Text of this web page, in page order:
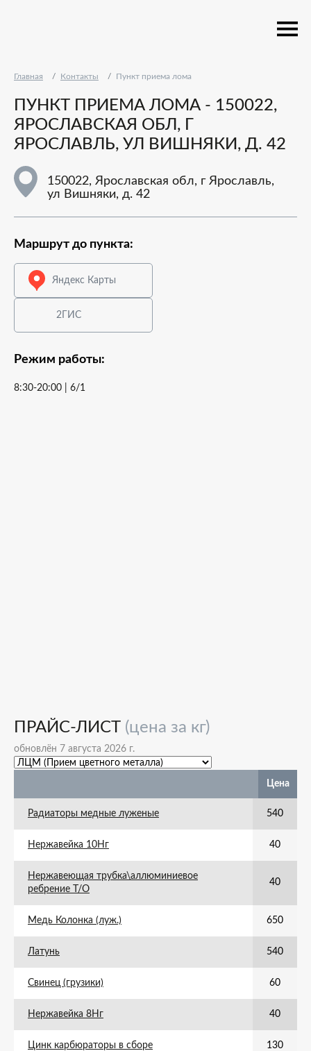
Главная Контакты Пункт приема лома
ПУНКТ ПРИЕМА ЛОМА - 150022,
ЯРОСЛАВСКАЯ ОБЛ, Г
ЯРОСЛАВЛЬ, УЛ ВИШНЯКИ, Д. 42
150022, Ярославская обл, г Ярославль,
ул Вишняки, д. 42
Маршрут до пункта:
Яндекс Карты
2ГИС
Режим работы:
8:30-20:00 | 6/1
ПРАЙС-ЛИСТ (цена за кг)
обновлён 7 августа 2026 г.
Цена
Радиаторы медные луженые 540
Нержавейка 10Нг 40
Нержавеющая трубка\аллюминиевое
ребрение Т/О
40
Медь Колонка (луж.) 650
Латунь 540
Свинец (грузики) 60
Нержавейка 8Нг 40
Цинк карбюраторы в сборе 130